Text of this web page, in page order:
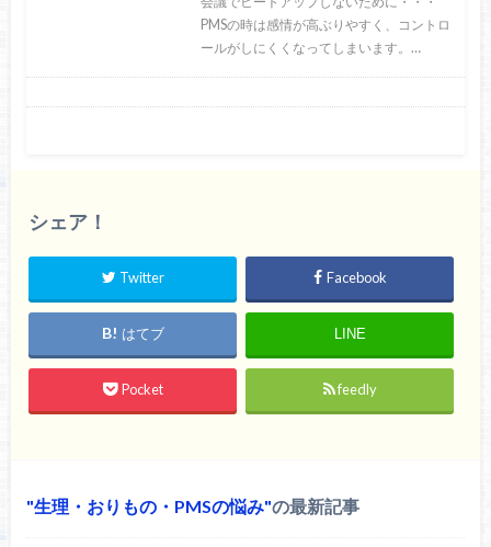
PMSの時は感情が高ぶりやすく、コントロ
ールがしにくくなってしまいます。…
シェア！
Twitter Facebook
はてブ LINE
Pocket feedly
生理・おりもの・PMSの悩み の最新記事